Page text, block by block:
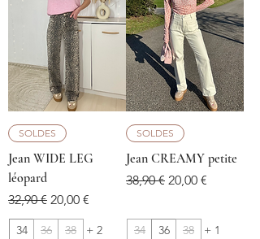
SOLDES
Jean WIDE LEG
léopard
Prix original
32,90 € Prix promotionnel
20,00 €
34 36 38 + 2
SOLDES
Jean CREAMY petite
Prix original
38,90 € Prix
20,00 €
34 36 38 + 1